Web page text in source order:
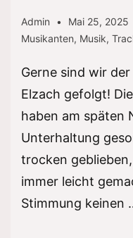
Admin Mai 25, 2025
Musikanten, Musik,
Gerne sind wir
Elzach gefolgt!
haben am späten
Unterhaltung
trocken
immer leicht
Stimmung keinen